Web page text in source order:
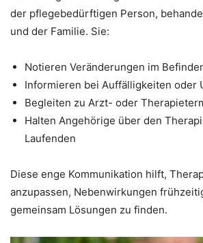
der pflegebedürftigen Person,
und der Familie. Sie:
Notieren Veränderungen im
Informieren bei Auffälligkeiten oder
Begleiten zu Arzt- oder
Halten Angehörige über den
Laufenden
Diese enge Kommunikation hilft,
anzupassen, Nebenwirkungen
gemeinsam Lösungen zu finden.